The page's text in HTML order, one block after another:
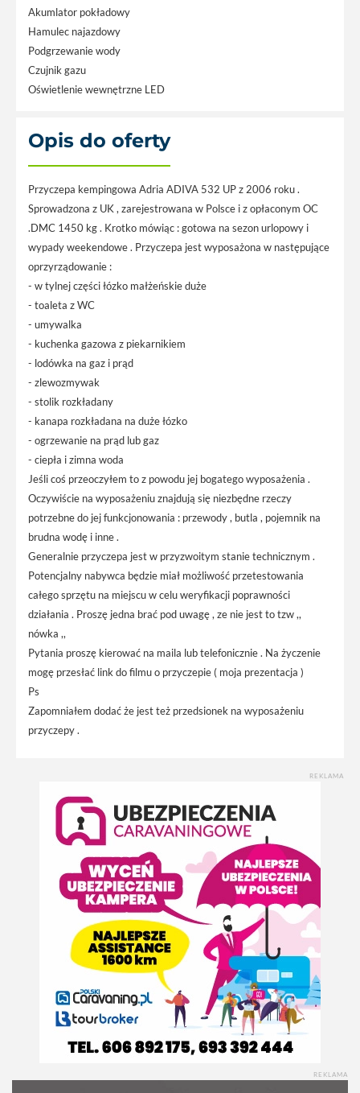
Akumlator pokładowy
Hamulec najazdowy
Podgrzewanie wody
Czujnik gazu
Oświetlenie wewnętrzne LED
Opis do oferty
Przyczepa kempingowa Adria ADIVA 532 UP z 2006 roku .
Sprowadzona z UK , zarejestrowana w Polsce i z opłaconym OC
.DMC 1450 kg . Krotko mówiąc : gotowa na sezon urlopowy i
wypady weekendowe . Przyczepa jest wyposażona w następujące
oprzyrządowanie :
- w tylnej części łózko małżeńskie duże
- toaleta z WC
- umywalka
- kuchenka gazowa z piekarnikiem
- lodówka na gaz i prąd
- zlewozmywak
- stolik rozkładany
- kanapa rozkładana na duże łózko
- ogrzewanie na prąd lub gaz
- ciepła i zimna woda
Jeśli coś przeoczyłem to z powodu jej bogatego wyposażenia .
Oczywiście na wyposażeniu znajdują się niezbędne rzeczy
potrzebne do jej funkcjonowania : przewody , butla , pojemnik na
brudna wodę i inne .
Generalnie przyczepa jest w przyzwoitym stanie technicznym .
Potencjalny nabywca będzie miał możliwość przetestowania
całego sprzętu na miejscu w celu weryfikacji poprawności
działania . Proszę jedna brać pod uwagę , ze nie jest to tzw ,,
nówka ,,
Pytania proszę kierować na maila lub telefonicznie . Na życzenie
mogę przesłać link do filmu o przyczepie ( moja prezentacja )
Ps
Zapomniałem dodać że jest też przedsionek na wyposażeniu
przyczepy .
REKLAMA
REKLAMA